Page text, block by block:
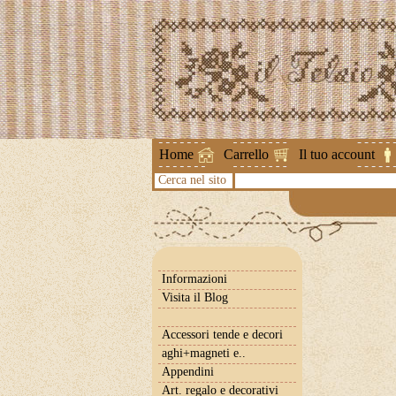
Home Carrello Il tuo account
Attenzione
Cerca nel sito
Informazioni
Visita il Blog
Accessori tende e decori
aghi+magneti e..
Appendini
Art. regalo e decorativi